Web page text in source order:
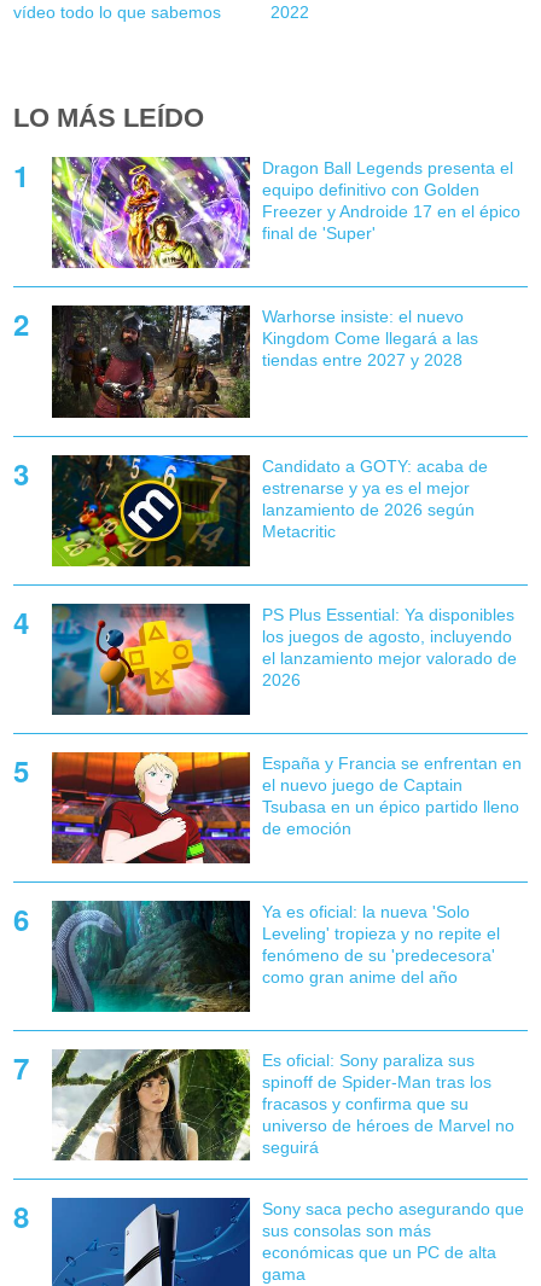
vídeo todo lo que sabemos
2022
LO MÁS LEÍDO
Dragon Ball Legends presenta el
equipo definitivo con Golden
Freezer y Androide 17 en el épico
final de 'Super'
Warhorse insiste: el nuevo
Kingdom Come llegará a las
tiendas entre 2027 y 2028
Candidato a GOTY: acaba de
estrenarse y ya es el mejor
lanzamiento de 2026 según
Metacritic
PS Plus Essential: Ya disponibles
los juegos de agosto, incluyendo
el lanzamiento mejor valorado de
2026
España y Francia se enfrentan en
el nuevo juego de Captain
Tsubasa en un épico partido lleno
de emoción
Ya es oficial: la nueva 'Solo
Leveling' tropieza y no repite el
fenómeno de su 'predecesora'
como gran anime del año
Es oficial: Sony paraliza sus
spinoff de Spider-Man tras los
fracasos y confirma que su
universo de héroes de Marvel no
seguirá
Sony saca pecho asegurando que
sus consolas son más
económicas que un PC de alta
gama